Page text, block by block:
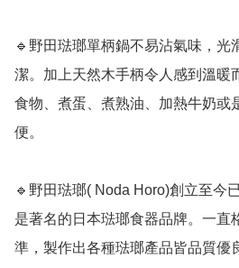
🔹野田琺瑯單柄鍋不易沾氣味，光
潔。加上天然木手柄令人感到溫暖
食物、煮蛋、煮熟油、加熱牛奶或
便。
🔹野田琺瑯( Noda Horo)創立至今
是著名的日本琺瑯食器品牌。一直
準，製作出各種琺瑯產品皆品質優